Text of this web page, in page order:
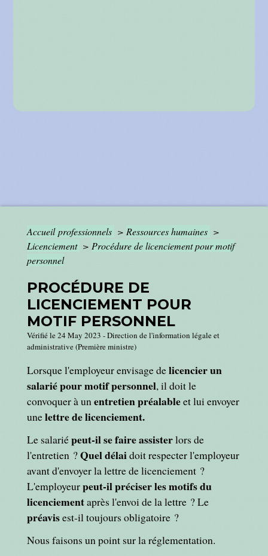
Accueil professionnels > Ressources humaines >
Licenciement > Procédure de licenciement pour motif
personnel
PROCÉDURE DE
LICENCIEMENT POUR
MOTIF PERSONNEL
Vérifié le 24 May 2023 - Direction de l'information légale et
administrative (Première ministre)
Lorsque l'employeur envisage delicencier un
salarié pour motif personnel, il doit le
convoquer à un entretien préalableet lui envoyer
unelettre de licenciement.
Le salariépeut-il se faire assisterlors de
l'entretien ?Quel délaidoit respecter l'employeur
avant d'envoyer la lettre de licenciement ?
L'employeurpeut-il préciser les motifs du
licenciementaprès l'envoi de la lettre ? Le
préavisest-il toujours obligatoire ?
Nous faisons un point sur la réglementation.